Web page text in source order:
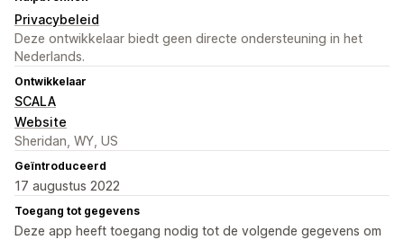
Privacybeleid
Deze ontwikkelaar biedt geen directe ondersteuning in het
Nederlands.
Ontwikkelaar
SCALA
Website
Sheridan, WY, US
Geïntroduceerd
17 augustus 2022
Toegang tot gegevens
Deze app heeft toegang nodig tot de volgende gegevens om